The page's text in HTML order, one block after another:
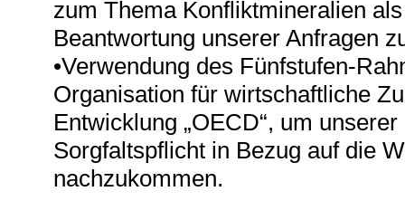
zum Thema Konfliktmineralien
Beantwortung unserer Anfragen
•Verwendung des Fünfstufen-
Organisation für wirtschaftliche
Entwicklung „OECD“, um
Sorgfaltspflicht in Bezug auf die
nachzukommen.